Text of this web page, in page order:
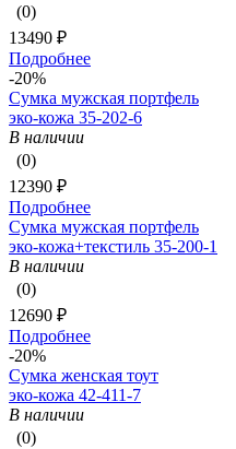
(0)
13490 ₽
Подробнее
-20%
Сумка мужская портфель
эко-кожа 35-202-6
В наличии
(0)
12390 ₽
Подробнее
Сумка мужская портфель
эко-кожа+текстиль 35-200-1
В наличии
(0)
12690 ₽
Подробнее
-20%
Сумка женская тоут
эко-кожа 42-411-7
В наличии
(0)